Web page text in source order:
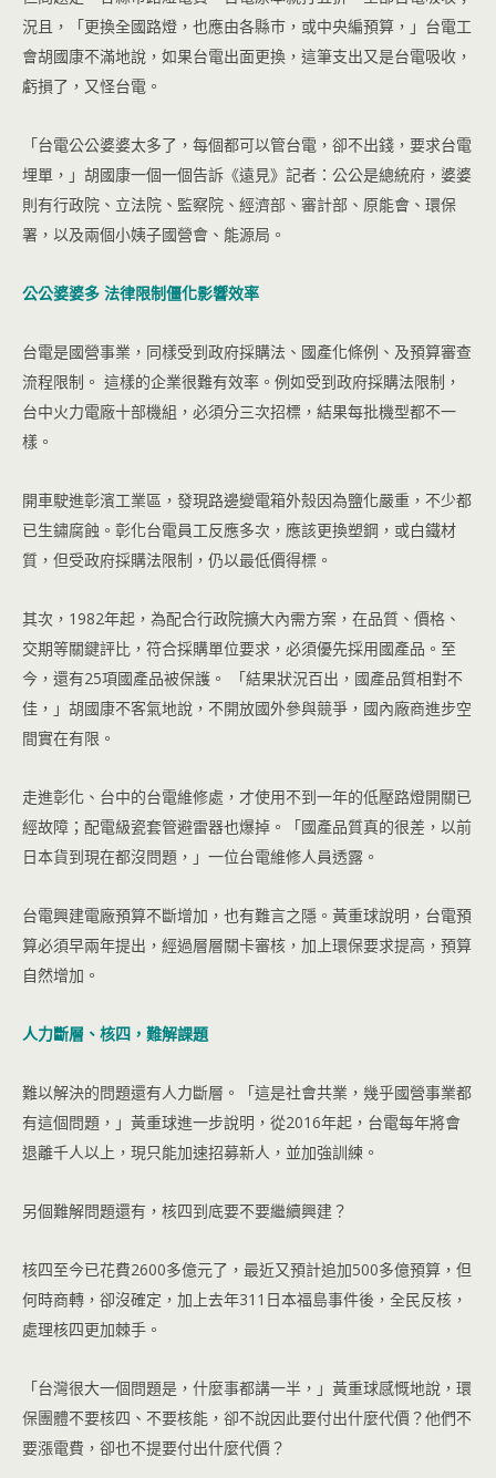
況且，「更換全國路燈，也應由各縣巿，或中央編預算，」台電工
會胡國康不滿地說，如果台電出面更換，這筆支出又是台電吸收，
虧損了，又怪台電。
「台電公公婆婆太多了，每個都可以管台電，卻不出錢，要求台電
埋單，」胡國康一個一個告訴《遠見》記者：公公是總統府，婆婆
則有行政院、立法院、監察院、經濟部、審計部、原能會、環保
署，以及兩個小姨子國營會、能源局。
公公婆婆多 法律限制僵化影響效率
台電是國營事業，同樣受到政府採購法、國產化條例、及預算審查
流程限制。 這樣的企業很難有效率。例如受到政府採購法限制，
台中火力電廠十部機組，必須分三次招標，結果每批機型都不一
樣。
開車駛進彰濱工業區，發現路邊變電箱外殼因為鹽化嚴重，不少都
已生鏽腐蝕。彰化台電員工反應多次，應該更換塑鋼，或白鐵材
質，但受政府採購法限制，仍以最低價得標。
其次，1982年起，為配合行政院擴大內需方案，在品質、價格、
交期等關鍵評比，符合採購單位要求，必須優先採用國產品。至
今，還有25項國產品被保護。 「結果狀況百出，國產品質相對不
佳，」胡國康不客氣地說，不開放國外參與競爭，國內廠商進步空
間實在有限。
走進彰化、台中的台電維修處，才使用不到一年的低壓路燈開關已
經故障；配電級瓷套管避雷器也爆掉。「國產品質真的很差，以前
日本貨到現在都沒問題，」一位台電維修人員透露。
台電興建電廠預算不斷增加，也有難言之隱。黃重球說明，台電預
算必須早兩年提出，經過層層關卡審核，加上環保要求提高，預算
自然增加。
人力斷層、核四，難解課題
難以解決的問題還有人力斷層。「這是社會共業，幾乎國營事業都
有這個問題，」黃重球進一步說明，從2016年起，台電每年將會
退離千人以上，現只能加速招募新人，並加強訓練。
另個難解問題還有，核四到底要不要繼續興建？
核四至今已花費2600多億元了，最近又預計追加500多億預算，但
何時商轉，卻沒確定，加上去年311日本福島事件後，全民反核，
處理核四更加棘手。
「台灣很大一個問題是，什麼事都講一半，」黃重球感慨地說，環
保團體不要核四、不要核能，卻不說因此要付出什麼代價？他們不
要漲電費，卻也不提要付出什麼代價？